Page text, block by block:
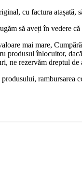
cu factura atașată,
să aveți în vedere
mai mare,
produsul înlocuitor,
ne rezervăm dreptul